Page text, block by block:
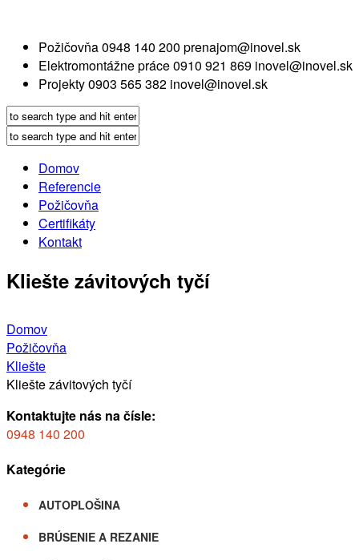
Požičovňa0948 140 200 prenajom@inovel.sk
Elektromontážne práce0910 921 869 inovel@inovel.sk
Projekty0903 565 382 inovel@inovel.sk
Domov
Referencie
Požičovňa
Certifikáty
Kontakt
Kliešte závitových tyčí
Domov
Požičovňa
Kliešte
Kliešte závitových tyčí
Kontaktujte nás na čísle:
0948 140 200
Kategórie
AUTOPLOŠINA
BRÚSENIE A REZANIE